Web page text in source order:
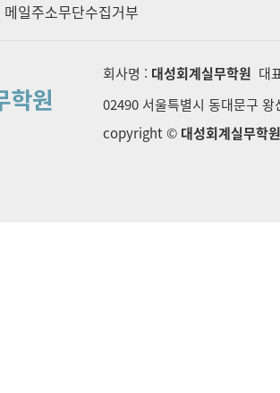
메일주소무단수집거부
회사명 : 대성회계실무학원 대
02490 서울특별시 동대문구
copyright © 대성회계실무학원